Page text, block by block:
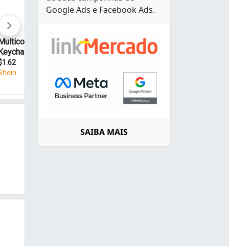
Google Ads e Facebook Ads.
SAIBA MAIS